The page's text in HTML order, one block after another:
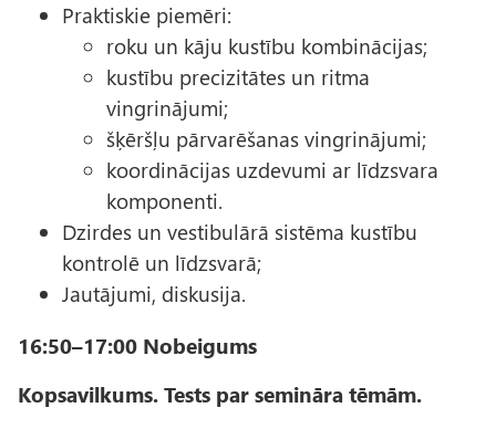
Praktiskie piemēri:
roku un kāju kustību kombinācijas;
kustību precizitātes un ritma
vingrinājumi;
šķēršļu pārvarēšanas vingrinājumi;
koordinācijas uzdevumi ar līdzsvara
komponenti.
Dzirdes un vestibulārā sistēma kustību
kontrolē un līdzsvarā;
Jautājumi, diskusija.
16:50–17:00 Nobeigums
Kopsavilkums. Tests par semināra tēmām.